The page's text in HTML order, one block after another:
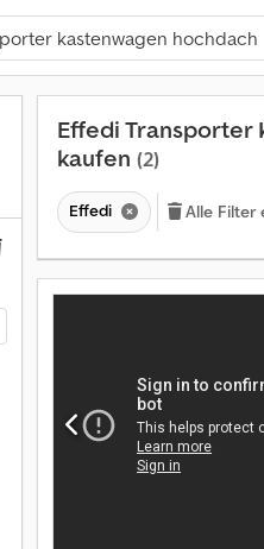
Effedi Transporter
kaufen (2)
Effedi Alle Filter